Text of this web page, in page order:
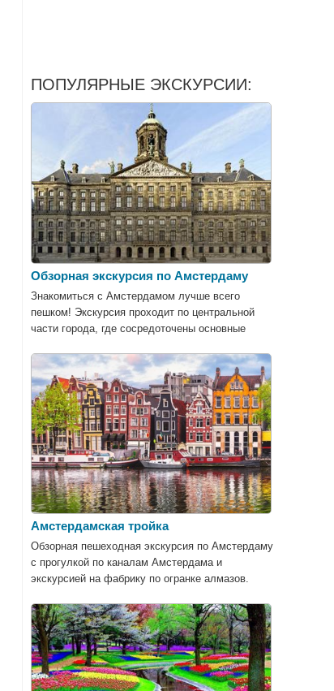
ПОПУЛЯРНЫЕ ЭКСКУРСИИ:
Обзорная экскурсия по Амстердаму
Знакомиться с Амстердамом лучше всего
пешком! Экскурсия проходит по центральной
части города, где сосредоточены основные
Амстердамская тройка
Обзорная пешеходная экскурсия по Амстердаму
с прогулкой по каналам Амстердама и
экскурсией на фабрику по огранке алмазов.